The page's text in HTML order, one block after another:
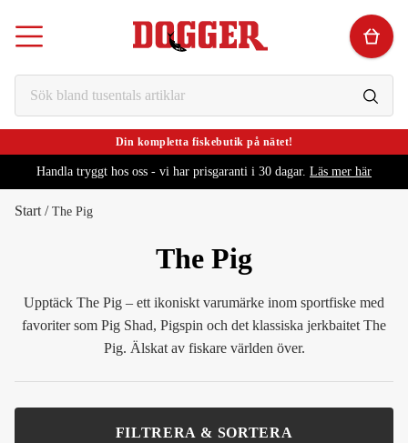
Din kompletta fiskebutik på nätet!
Handla tryggt hos oss - vi har prisgaranti i 30 dagar. Läs mer här
Start / The Pig
The Pig
Upptäck The Pig – ett ikoniskt varumärke inom sportfiske med
favoriter som Pig Shad, Pigspin och det klassiska jerkbaitet The
Pig. Älskat av fiskare världen över.
FILTRERA & SORTERA